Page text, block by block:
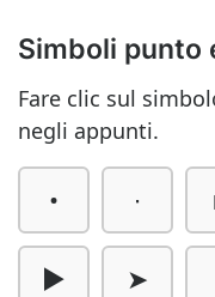
Simboli punto
Fare clic sul
negli appunti.
• ∙
► ➤